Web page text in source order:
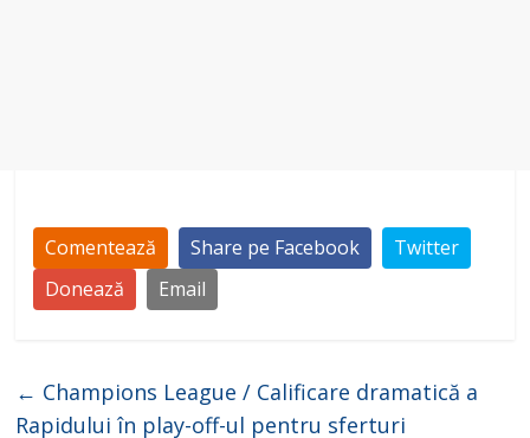
Comentează Share pe Facebook
Twitter
Donează
Email
← Champions League / Calificare dramatică a
Rapidului în play-off-ul pentru sferturi